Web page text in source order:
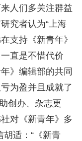
人们多关注群益
究者认为“上海
支持《新青年》
直是不惜代价
》编辑部的共同
为盈并且成就了
创办、杂志更
对《新青年》多
适：“《新青